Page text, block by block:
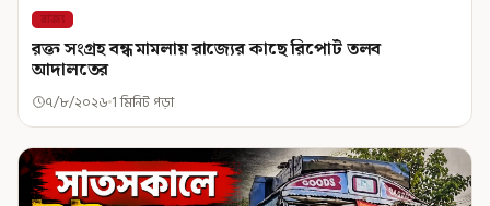
রাজ্য
রক্ত সংগ্রহ বন্ধ মামলায় রাজ্যের কাছে রিপোর্ট তলব
আদালতের
৭/৮/২০২৬ 1 মিনিট পড়া